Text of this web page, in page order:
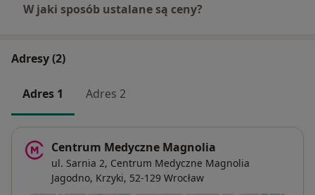
W jaki sposób ustalane są ceny?
Adresy (2)
Adres 1 Adres 2
Centrum Medyczne Magnolia
ul. Sarnia 2, Centrum Medyczne Magnolia
Jagodno, Krzyki, 52-129 Wrocław